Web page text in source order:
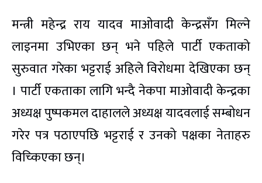
मन्त्री महेन्द्र राय यादव माओवादी केन्द्रसँग मिल्ने
लाइनमा उभिएका छन् भने पहिले पार्टी एकताको
सुरुवात गरेका भट्टराई अहिले विरोधमा देखिएका छन्
। पार्टी एकताका लागि भन्दै नेकपा माओवादी केन्द्रका
अध्यक्ष पुष्पकमल दाहालले अध्यक्ष यादवलाई सम्बोधन
गरेर पत्र पठाएपछि भट्टराई र उनको पक्षका नेताहरु
विच्किएका छन्।